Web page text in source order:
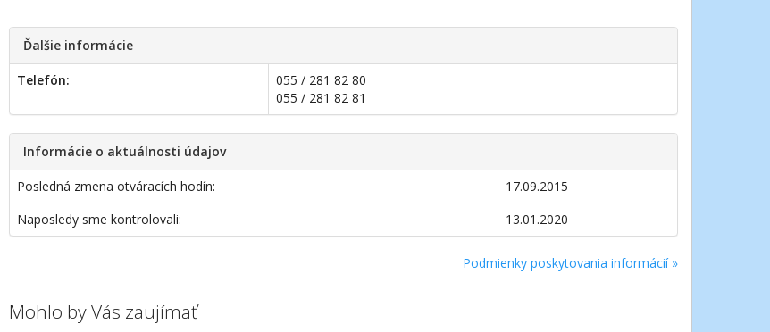
Ďalšie informácie
Telefón:
055 / 281 82 80
055 / 281 82 81
Informácie o aktuálnosti údajov
Posledná zmena otváracích hodín:
17.09.2015
Naposledy sme kontrolovali:
13.01.2020
Podmienky poskytovania informácií »
Mohlo by Vás zaujímať